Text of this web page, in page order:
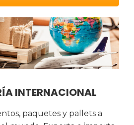
INTERNACIONAL
paquetes y pallets a